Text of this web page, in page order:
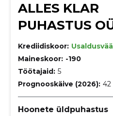
ALLES KLAR
PUHASTUS
Krediidiskoor:
Maineskoor: -190
Töötajaid: 5
Prognooskäive (2026): 42
Hoonete üldpuhastus